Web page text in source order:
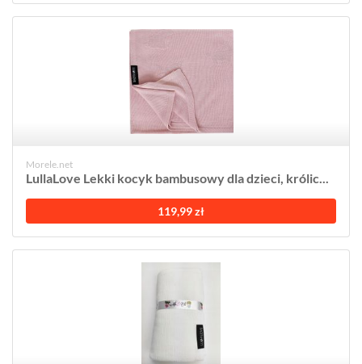
Morele.net
LullaLove Lekki kocyk bambusowy dla dzieci, królic...
119,99 zł